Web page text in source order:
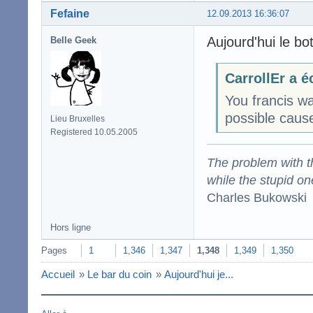
12.09.2013 16:36:07
Fefaine
Belle Geek
Lieu Bruxelles
Registered 10.05.2005
Aujourd'hui le
CarrollEr a
You francis
possible
The problem with
while the stupid
Charles Bukowski
Hors ligne
Pages 1 1,346 1,347 1,348 1,349 1,350
Accueil » Le bar du coin » Aujourd'hui je...